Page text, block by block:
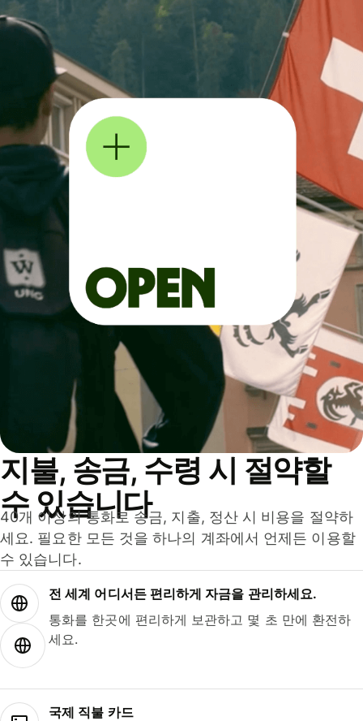
지불, 송금, 수령 시 절약할
수 있습니다
40개 이상의 통화로 송금, 지출, 정산 시 비용을 절약하
세요. 필요한 모든 것을 하나의 계좌에서 언제든 이용할
수 있습니다.
전 세계 어디서든 편리하게 자금을 관리하세요.
통화를 한곳에 편리하게 보관하고 몇 초 만에 환전하
세요.
국제 직불 카드